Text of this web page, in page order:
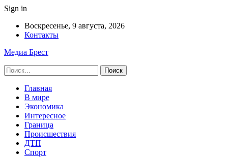
Sign in
Воскресенье, 9 августа, 2026
Контакты
Медиа Брест
Главная
В мире
Экономика
Интересное
Граница
Происшествия
ДТП
Спорт